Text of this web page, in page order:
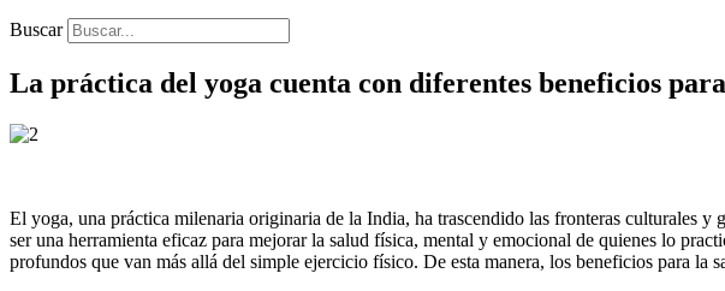
Buscar
La práctica del yoga cuenta con diferentes beneficios
El yoga, una práctica milenaria originaria de la India, ha trascendido las fronteras culturales
ser una herramienta eficaz para mejorar la salud física, mental y emocional de quienes lo
profundos que van más allá del simple ejercicio físico. De esta manera, los beneficios para